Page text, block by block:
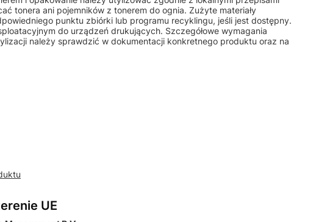
tonera ani pojemników z tonerem do ognia. Zużyte materiały
punktu zbiórki lub programu recyklingu, jeśli jest dostępny.
do urządzeń drukujących. Szczegółowe wymagania
należy sprawdzić w dokumentacji konkretnego produktu oraz na
UE